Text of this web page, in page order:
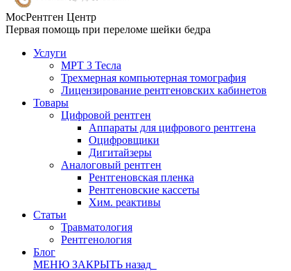
МосРентген Центр
Первая помощь при переломе шейки бедра
Услуги
МРТ 3 Тесла
Трехмерная компьютерная томография
Лицензирование рентгеновских кабинетов
Товары
Цифровой рентген
Аппараты для цифрового рентгена
Оцифровщики
Дигитайзеры
Аналоговый рентген
Рентгеновская пленка
Рентгеновские кассеты
Хим. реактивы
Статьи
Травматология
Рентгенология
Блог
МЕНЮ ЗАКРЫТЬ назад